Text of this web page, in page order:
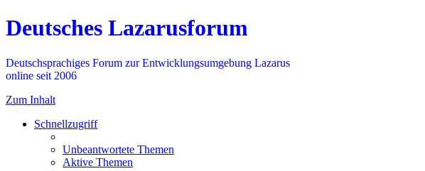
Deutsches Lazarusforum
Deutschsprachiges Forum zur Entwicklungsumgebung Lazarus
online seit 2006
Zum Inhalt
Schnellzugriff
Unbeantwortete Themen
Aktive Themen